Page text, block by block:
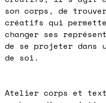
son corps, de trouver
créatifs qui
changer ses
de se projeter dans
de soi.
Atelier corps et